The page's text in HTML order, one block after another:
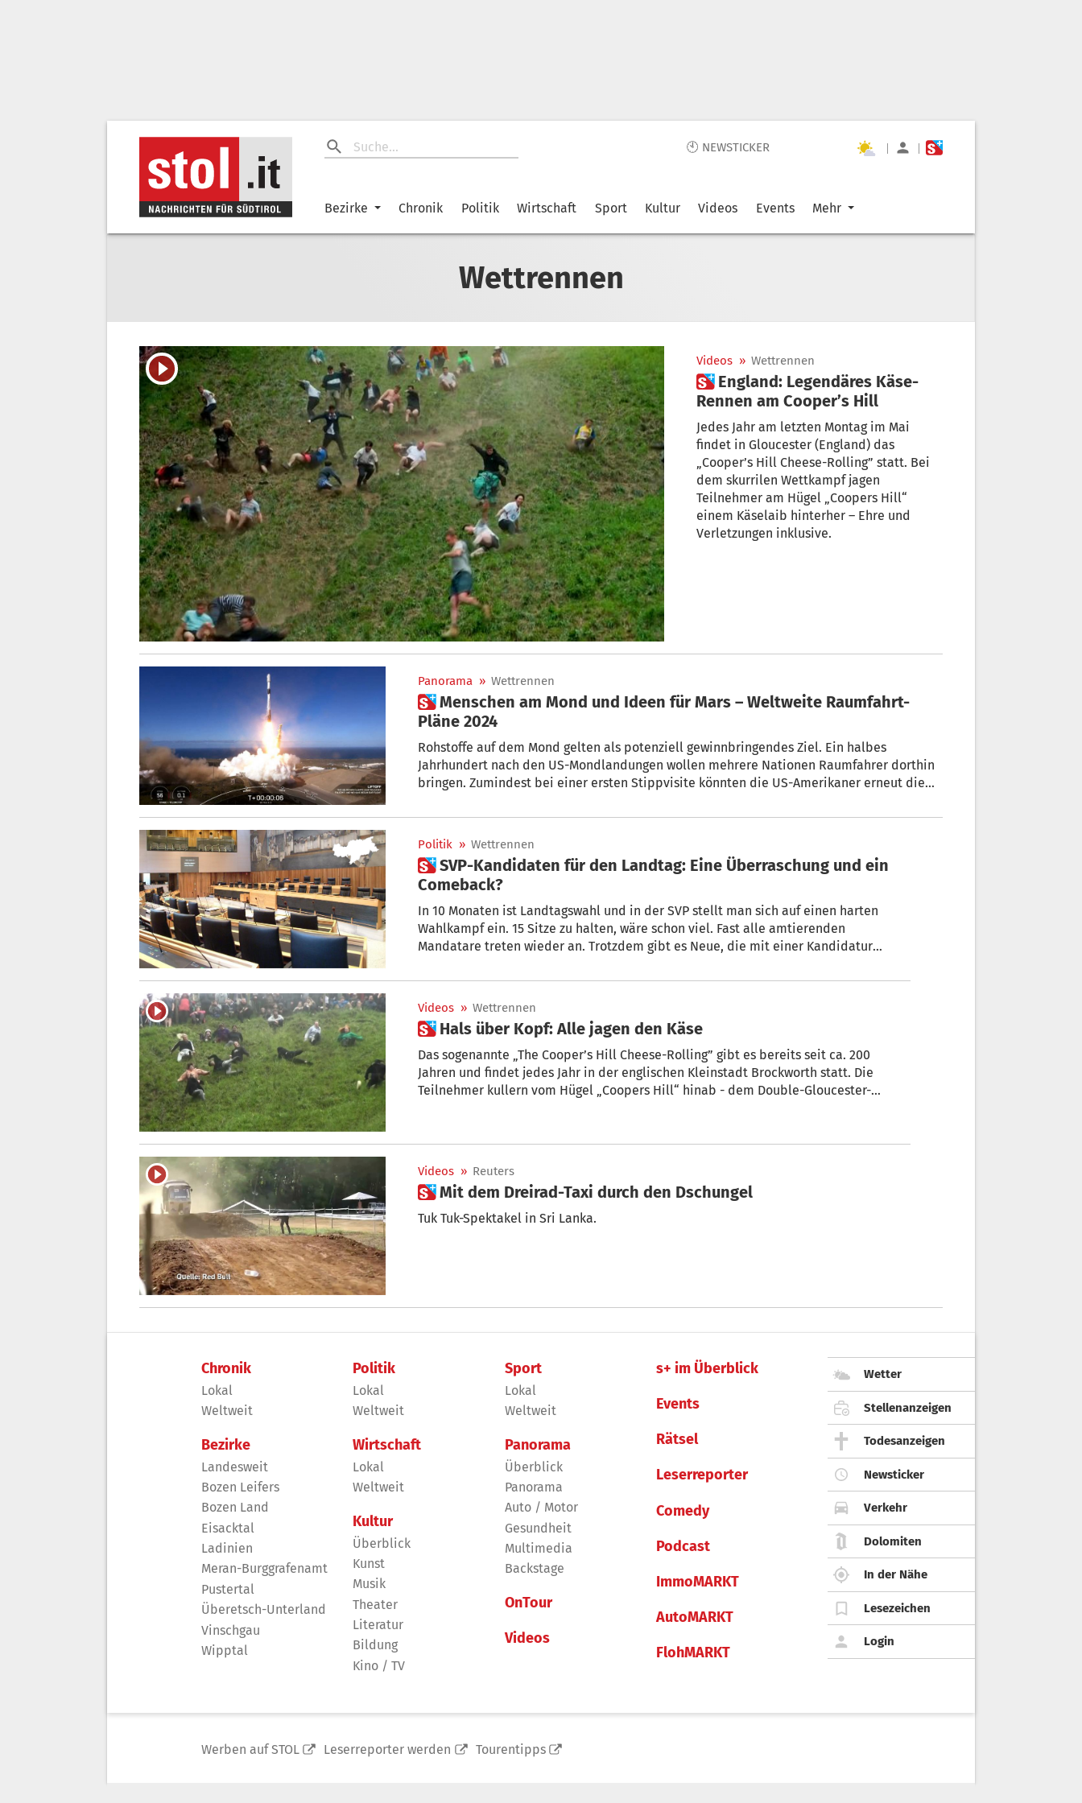
🕙 NEWSTICKER | |
Bezirke Chronik Politik Wirtschaft Sport Kultur Videos Events Mehr
Wettrennen
Videos » Wettrennen
 England: Legendäres Käse-
Rennen am Cooper’s Hill
Jedes Jahr am letzten Montag im Mai
findet in Gloucester (England) das
„Cooper’s Hill Cheese-Rolling” statt. Bei
dem skurrilen Wettkampf jagen
Teilnehmer am Hügel „Coopers Hill“
einem Käselaib hinterher – Ehre und
Verletzungen inklusive.
Panorama » Wettrennen
 Menschen am Mond und Ideen für Mars – Weltweite Raumfahrt-
Pläne 2024
Rohstoffe auf dem Mond gelten als potenziell gewinnbringendes Ziel. Ein halbes
Jahrhundert nach den US-Mondlandungen wollen mehrere Nationen Raumfahrer dorthin
bringen. Zumindest bei einer ersten Stippvisite könnten die US-Amerikaner erneut die
Politik » Wettrennen
 SVP-Kandidaten für den Landtag: Eine Überraschung und ein
Comeback?
In 10 Monaten ist Landtagswahl und in der SVP stellt man sich auf einen harten
Wahlkampf ein. 15 Sitze zu halten, wäre schon viel. Fast alle amtierenden
Mandatare treten wieder an. Trotzdem gibt es Neue, die mit einer Kandidatur
Videos » Wettrennen
 Hals über Kopf: Alle jagen den Käse
Das sogenannte „The Cooper’s Hill Cheese-Rolling” gibt es bereits seit ca. 200
Jahren und findet jedes Jahr in der englischen Kleinstadt Brockworth statt. Die
Teilnehmer kullern vom Hügel „Coopers Hill“ hinab - dem Double-Gloucester-
Videos » Reuters
 Mit dem Dreirad-Taxi durch den Dschungel
Tuk Tuk-Spektakel in Sri Lanka.
Chronik
Lokal
Weltweit
Bezirke
Landesweit
Bozen Leifers
Bozen Land
Eisacktal
Ladinien
Meran-Burggrafenamt
Pustertal
Überetsch-Unterland
Vinschgau
Wipptal
Politik
Lokal
Weltweit
Wirtschaft
Lokal
Weltweit
Kultur
Überblick
Kunst
Musik
Theater
Literatur
Bildung
Kino / TV
Sport
Lokal
Weltweit
Panorama
Überblick
Panorama
Auto / Motor
Gesundheit
Multimedia
Backstage
OnTour
Videos
s+ im Überblick
Events
Rätsel
Leserreporter
Comedy
Podcast
ImmoMARKT
AutoMARKT
FlohMARKT
Wetter
Stellenanzeigen
Todesanzeigen
Newsticker
Verkehr
Dolomiten
In der Nähe
Lesezeichen
Login
Werben auf STOL Leserreporter werden Tourentipps